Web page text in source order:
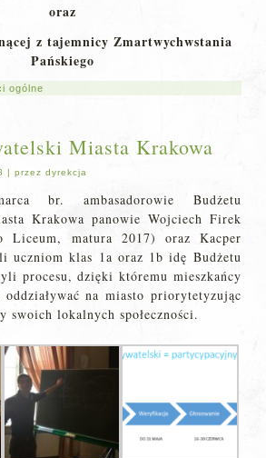
oraz
z tajemnicy Zmartwychwstania
Pańskiego
ogólne
Miasta Krakowa
|przez dyrekcja
br. ambasadorowie Budżetu
Krakowa panowie Wojciech Firek
Liceum, matura 2017) oraz Kacper
uczniom klas 1a oraz 1b idę Budżetu
procesu, dzięki któremu mieszkańcy
oddziaływać na miasto priorytetyzując
swoich lokalnych społeczności.